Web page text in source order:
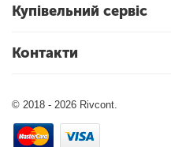
Купівельний сервіс
Контакти
© 2018 - 2026 Rivcont.